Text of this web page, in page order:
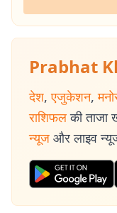
Prabhat
देश, एजुकेशन,
राशिफल की ताजा
न्यूज और लाइव